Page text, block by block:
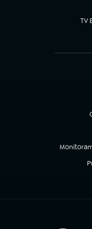
TV
(abre em